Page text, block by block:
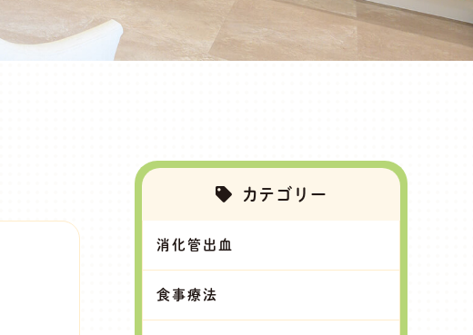
カテゴリー
消化管出血
食事療法